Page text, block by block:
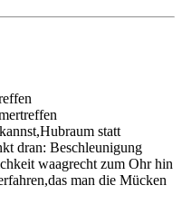
statt
dran: Beschleunigung
waagrecht zum Ohr hin
man die Mücken